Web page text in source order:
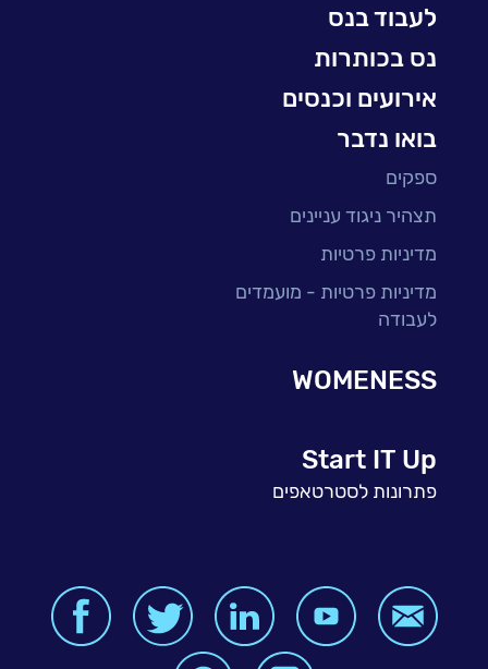
BI, Analytics & Big-Data
לעבוד בנס
נס בכותרות
אירועים וכנסים
בואו נדבר
ספקים
תצהיר ניגוד עניינים
מדיניות פרטיות
מדיניות פרטיות - מועמדים
לעבודה
WOMENESS
Start IT Up
פתרונות לסטרטאפים